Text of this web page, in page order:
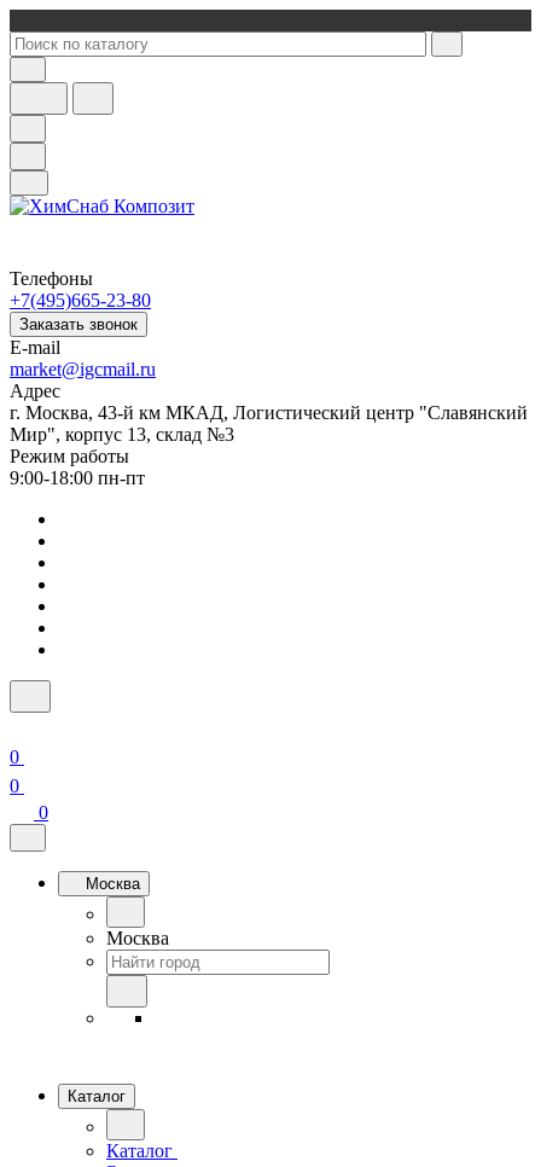
Телефоны
+7(495)665-23-80
Заказать звонок
E-mail
market@igcmail.ru
Адрес
г. Москва, 43-й км МКАД, Логистический центр "Славянский
Мир", корпус 13, склад №3
Режим работы
9:00-18:00 пн-пт
0
0
0
Москва
Москва
Каталог
Каталог